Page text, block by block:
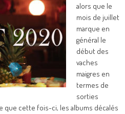
alors que le
mois de juillet
marque en
général le
début des
vaches
maigres en
termes de
sorties
que cette fois-ci, les albums décalés